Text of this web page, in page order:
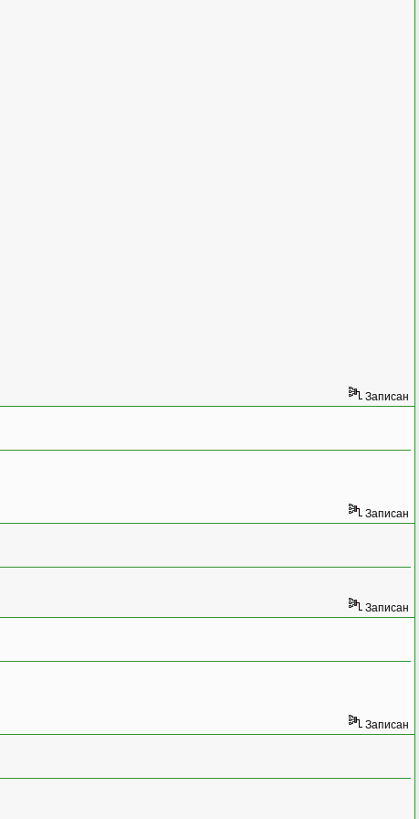
Записан
Записан
Записан
Записан